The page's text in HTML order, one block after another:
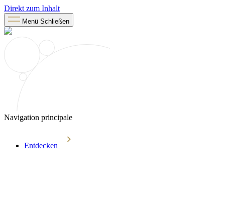
Direkt zum Inhalt
Menü Schließen
Navigation principale
Entdecken